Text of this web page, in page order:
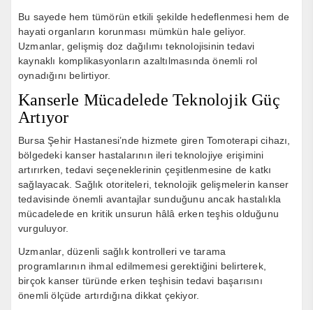
Bu sayede hem tümörün etkili şekilde hedeflenmesi hem de
hayati organların korunması mümkün hale geliyor.
Uzmanlar, gelişmiş doz dağılımı teknolojisinin tedavi
kaynaklı komplikasyonların azaltılmasında önemli rol
oynadığını belirtiyor.
Kanserle Mücadelede Teknolojik Güç
Artıyor
Bursa Şehir Hastanesi’nde hizmete giren Tomoterapi cihazı,
bölgedeki kanser hastalarının ileri teknolojiye erişimini
artırırken, tedavi seçeneklerinin çeşitlenmesine de katkı
sağlayacak. Sağlık otoriteleri, teknolojik gelişmelerin kanser
tedavisinde önemli avantajlar sunduğunu ancak hastalıkla
mücadelede en kritik unsurun hâlâ erken teşhis olduğunu
vurguluyor.
Uzmanlar, düzenli sağlık kontrolleri ve tarama
programlarının ihmal edilmemesi gerektiğini belirterek,
birçok kanser türünde erken teşhisin tedavi başarısını
önemli ölçüde artırdığına dikkat çekiyor.